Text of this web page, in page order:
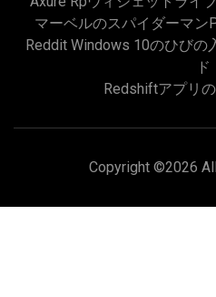
マーベルのスパイダーマン
Reddit Windows 10のひびの
ド
Redshiftアプリ
Copyright ©2026